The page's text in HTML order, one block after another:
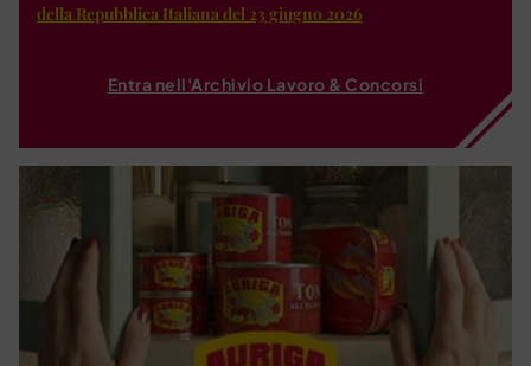
della Repubblica Italiana del 23 giugno 2026
Entra nell'Archivio Lavoro & Concorsi